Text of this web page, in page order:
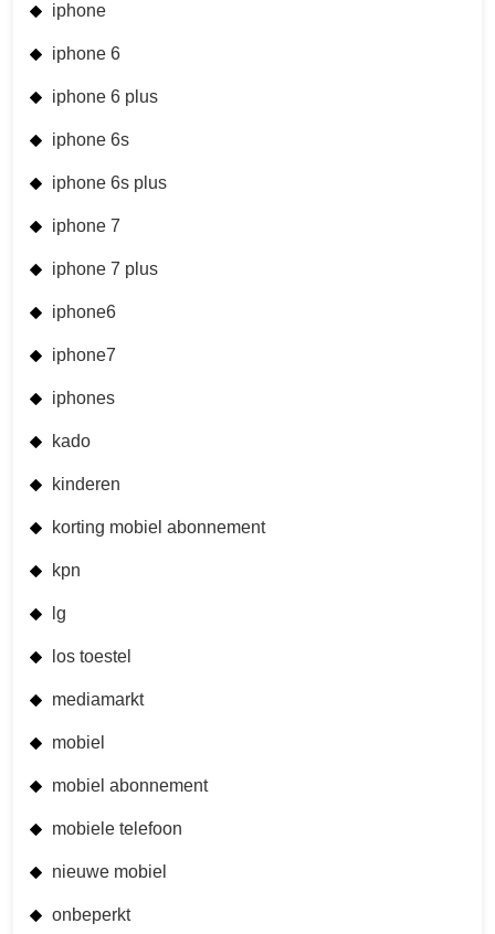
iphone
iphone 6
iphone 6 plus
iphone 6s
iphone 6s plus
iphone 7
iphone 7 plus
iphone6
iphone7
iphones
kado
kinderen
korting mobiel abonnement
kpn
lg
los toestel
mediamarkt
mobiel
mobiel abonnement
mobiele telefoon
nieuwe mobiel
onbeperkt